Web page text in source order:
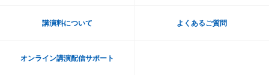
講演料について よくあるご質問
オンライン講演配信サポート